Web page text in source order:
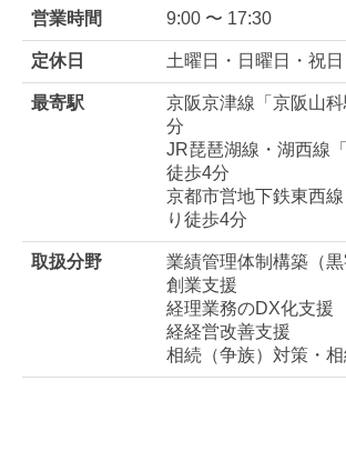
分
JR琵琶湖線・湖西線
徒歩4分
京都市営地下鉄東西
り徒歩4分
業績管理体制構築（
創業支援
経理業務のDX化支援
経経営改善支援
相続（争族）対策・